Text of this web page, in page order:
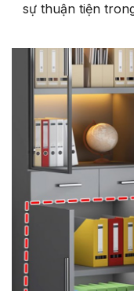
sự thuận tiện